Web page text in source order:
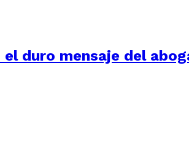
duro mensaje del